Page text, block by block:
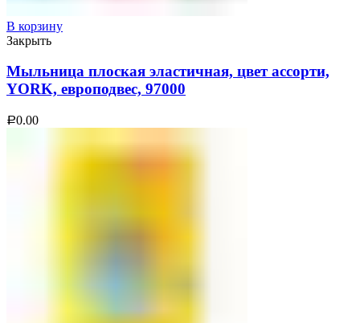
В корзину
Закрыть
Мыльница плоская эластичная, цвет ассорти,
YORK, европодвес, 97000
Р0.00